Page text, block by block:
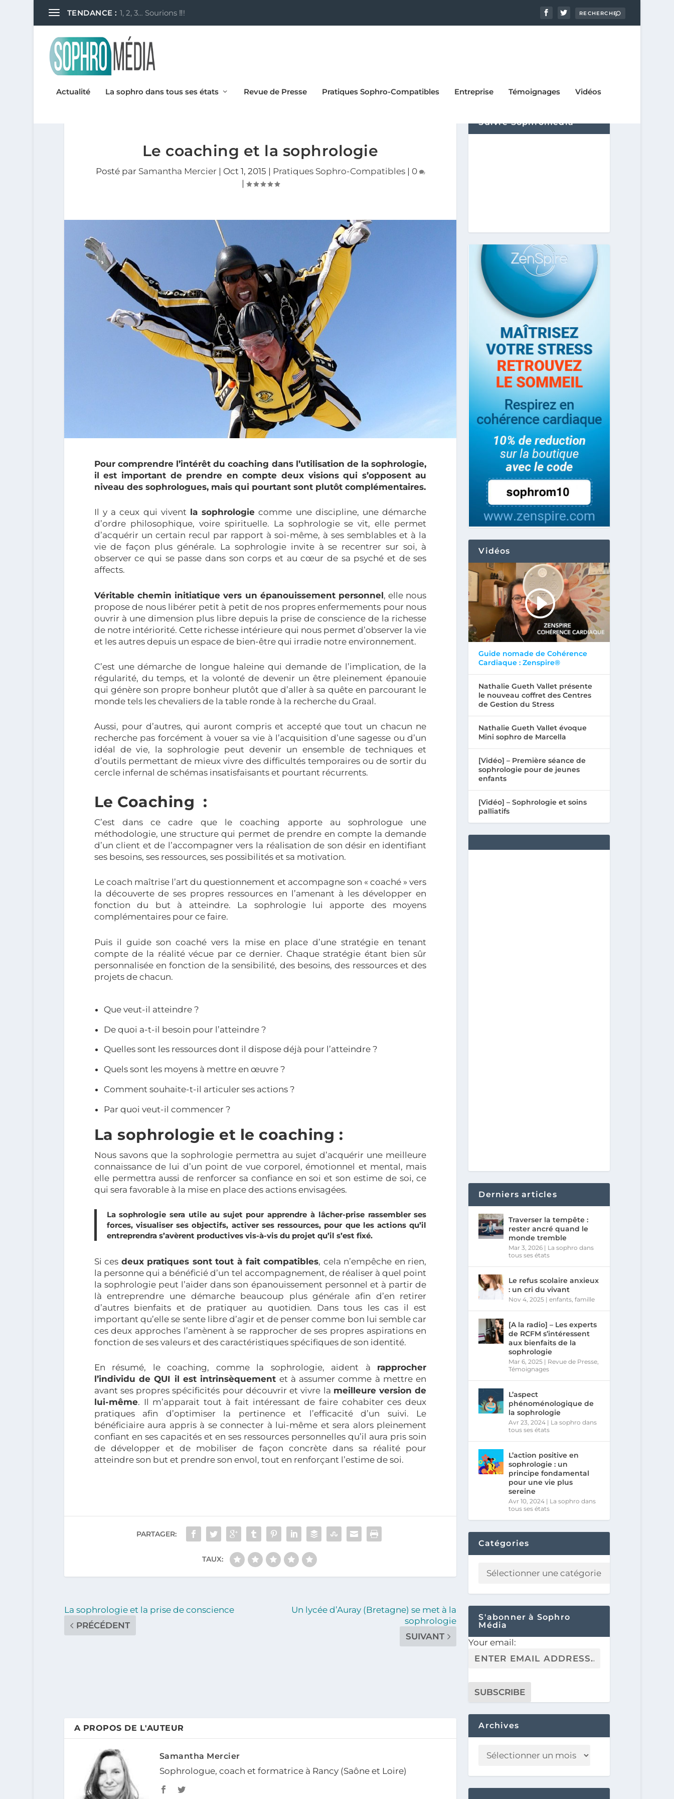
TENDANCE : 1, 2, 3… Sourions ‼!
Actualité La sophro dans tous ses états Revue de Presse Pratiques Sophro-Compatibles Entreprise Témoignages Vidéos
Le coaching et la sophrologie
Posté par Samantha Mercier| Oct 1, 2015 | Pratiques Sophro-Compatibles| 0
|
Pour comprendre l’intérêt du coaching dans l’utilisation de la sophrologie,
il est important de prendre en compte deux visions qui s’opposent au
niveau des sophrologues, mais qui pourtant sont plutôt complémentaires.
Il y a ceux qui vivent la sophrologie comme une discipline, une démarche
d’ordre philosophique, voire spirituelle. La sophrologie se vit, elle permet
d’acquérir un certain recul par rapport à soi-même, à ses semblables et à la
vie de façon plus générale. La sophrologie invite à se recentrer sur soi, à
observer ce qui se passe dans son corps et au cœur de sa psyché et de ses
affects.
Véritable chemin initiatique vers un épanouissement personnel, elle nous
propose de nous libérer petit à petit de nos propres enfermements pour nous
ouvrir à une dimension plus libre depuis la prise de conscience de la richesse
de notre intériorité. Cette richesse intérieure qui nous permet d’observer la vie
et les autres depuis un espace de bien-être qui irradie notre environnement.
C’est une démarche de longue haleine qui demande de l’implication, de la
régularité, du temps, et la volonté de devenir un être pleinement épanouie
qui génère son propre bonheur plutôt que d’aller à sa quête en parcourant le
monde tels les chevaliers de la table ronde à la recherche du Graal.
Aussi, pour d’autres, qui auront compris et accepté que tout un chacun ne
recherche pas forcément à vouer sa vie à l’acquisition d’une sagesse ou d’un
idéal de vie, la sophrologie peut devenir un ensemble de techniques et
d’outils permettant de mieux vivre des difficultés temporaires ou de sortir du
cercle infernal de schémas insatisfaisants et pourtant récurrents.
Le Coaching :
C’est dans ce cadre que le coaching apporte au sophrologue une
méthodologie, une structure qui permet de prendre en compte la demande
d’un client et de l’accompagner vers la réalisation de son désir en identifiant
ses besoins, ses ressources, ses possibilités et sa motivation.
Le coach maîtrise l’art du questionnement et accompagne son « coaché » vers
la découverte de ses propres ressources en l’amenant à les développer en
fonction du but à atteindre. La sophrologie lui apporte des moyens
complémentaires pour ce faire.
Puis il guide son coaché vers la mise en place d’une stratégie en tenant
compte de la réalité vécue par ce dernier. Chaque stratégie étant bien sûr
personnalisée en fonction de la sensibilité, des besoins, des ressources et des
projets de chacun.
Que veut-il atteindre ?
De quoi a-t-il besoin pour l’atteindre ?
Quelles sont les ressources dont il dispose déjà pour l’atteindre ?
Quels sont les moyens à mettre en œuvre ?
Comment souhaite-t-il articuler ses actions ?
Par quoi veut-il commencer ?
La sophrologie et le coaching :
Nous savons que la sophrologie permettra au sujet d’acquérir une meilleure
connaissance de lui d’un point de vue corporel, émotionnel et mental, mais
elle permettra aussi de renforcer sa confiance en soi et son estime de soi, ce
qui sera favorable à la mise en place des actions envisagées.
La sophrologie sera utile au sujet pour apprendre à lâcher-prise rassembler ses
forces, visualiser ses objectifs, activer ses ressources, pour que les actions qu’il
entreprendra s’avèrent productives vis-à-vis du projet qu’il s’est fixé.
Si ces deux pratiques sont tout à fait compatibles, cela n’empêche en rien,
la personne qui a bénéficié d’un tel accompagnement, de réaliser à quel point
la sophrologie peut l’aider dans son épanouissement personnel et à partir de
là entreprendre une démarche beaucoup plus générale afin d’en retirer
d’autres bienfaits et de pratiquer au quotidien. Dans tous les cas il est
important qu’elle se sente libre d’agir et de penser comme bon lui semble car
ces deux approches l’amènent à se rapprocher de ses propres aspirations en
fonction de ses valeurs et des caractéristiques spécifiques de son identité.
En résumé, le coaching, comme la sophrologie, aident à rapprocher
l’individu de QUI il est intrinsèquement et à assumer comme à mettre en
avant ses propres spécificités pour découvrir et vivre la meilleure version de
lui-même. Il m’apparait tout à fait intéressant de faire cohabiter ces deux
pratiques afin d’optimiser la pertinence et l’efficacité d’un suivi. Le
bénéficiaire aura appris à se connecter à lui-même et sera alors pleinement
confiant en ses capacités et en ses ressources personnelles qu’il aura pris soin
de développer et de mobiliser de façon concrète dans sa réalité pour
atteindre son but et prendre son envol, tout en renforçant l’estime de soi.
PARTAGER:
TAUX:
La sophrologie et la prise de conscience
PRÉCÉDENT
Un lycée d’Auray (Bretagne) se met à la
sophrologie
SUIVANT
A PROPOS DE L'AUTEUR
Samantha Mercier
Sophrologue, coach et formatrice à Rancy (Saône et Loire)
Suivre Sophromédia
Vidéos
Guide nomade de Cohérence
Cardiaque : Zenspire®
Nathalie Gueth Vallet présente
le nouveau coffret des Centres
de Gestion du Stress
Nathalie Gueth Vallet évoque
Mini sophro de Marcella
[Vidéo] – Première séance de
sophrologie pour de jeunes
enfants
[Vidéo] – Sophrologie et soins
palliatifs
Derniers articles
Traverser la tempête :
rester ancré quand le
monde tremble
Mar 3, 2026 | La sophro dans
tous ses états
Le refus scolaire anxieux
: un cri du vivant
Nov 4, 2025 |enfants,famille
[A la radio] – Les experts
de RCFM s’intéressent
aux bienfaits de la
sophrologie
Mar 6, 2025 | Revue de Presse,
Témoignages
L’aspect
phénoménologique de
la sophrologie
Avr 23, 2024 | La sophro dans
tous ses états
L’action positive en
sophrologie : un
principe fondamental
pour une vie plus
sereine
Avr 10, 2024 | La sophro dans
tous ses états
Catégories
S'abonner à Sophro
Média
Your email:
Archives